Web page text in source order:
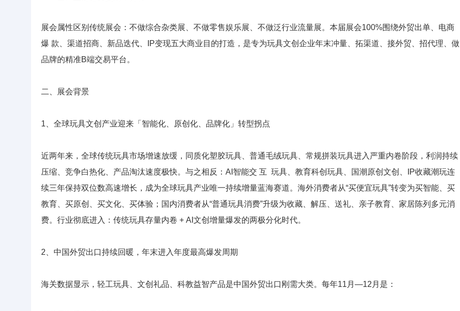
展会属性区别传统展会：不做综合杂类展、不做零售娱乐展、不做泛行业流量展。本届展会100%围绕外贸出单、电商
爆 款、渠道招商、新品迭代、IP变现五大商业目的打造，是专为玩具文创企业年末冲量、拓渠道、接外贸、招代理、做
品牌的精准B端交易平台。
二、展会背景
1、全球玩具文创产业迎来「智能化、原创化、品牌化」转型拐点
近两年来，全球传统玩具市场增速放缓，同质化塑胶玩具、普通毛绒玩具、常规拼装玩具进入严重内卷阶段，利润持续
压缩、竞争白热化、产品淘汰速度极快。与之相反：AI智能交 互 玩具、教育科创玩具、国潮原创文创、IP收藏潮玩连
续三年保持双位数高速增长，成为全球玩具产业唯一持续增量蓝海赛道。海外消费者从“买便宜玩具”转变为买智能、买
教育、买原创、买文化、买体验；国内消费者从“普通玩具消费”升级为收藏、解压、送礼、亲子教育、家居陈列多元消
费。行业彻底进入：传统玩具存量内卷 + AI文创增量爆发的两极分化时代。
2、中国外贸出口持续回暖，年末进入年度最高爆发周期
海关数据显示，轻工玩具、文创礼品、科教益智产品是中国外贸出口刚需大类。每年11月—12月是：